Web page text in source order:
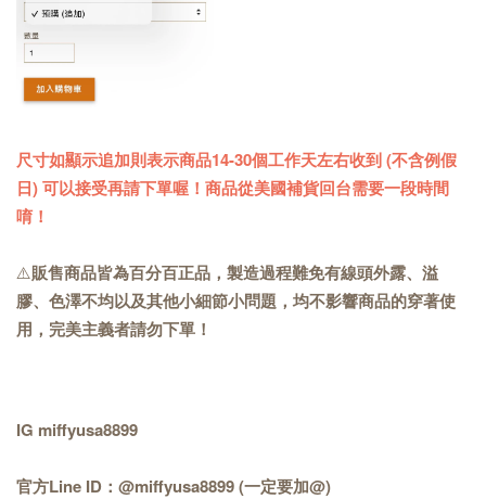
尺寸如顯示追加則表示商品14-30個工作天左右收到 (不含例假
日) 可以接受再請下單喔！商品從美國補貨回台需要一段時間
唷！
⚠️販售商品皆為百分百正品，製造過程難免有線頭外露、溢
膠、色澤不均以及其他小細節小問題，均不影響商品的穿著使
用，完美主義者請勿下單！
IG miffyusa8899
官方Line ID：@miffyusa8899 (一定要加@)